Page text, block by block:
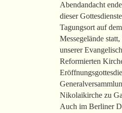
Abendandacht
dieser
Tagungsort auf dem
Messegelände
unserer Evangelisch
Reformierten
Nikolaikirche zu
Auch im Berliner